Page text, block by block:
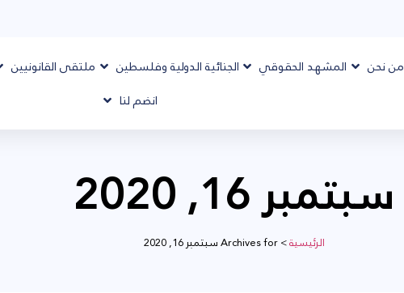
من نحن المشهد الحقوقي الجنائية الدولية وفلسطين ملتقى القانونيين
انضم لنا
سبتمبر 16, 2020
الرئيسية>Archives for سبتمبر 16, 2020